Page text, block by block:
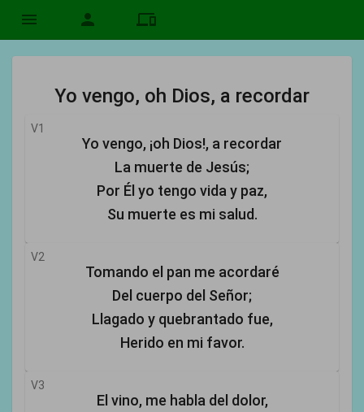
menu person devices
Yo vengo, oh Dios, a recordar
V1
Yo vengo, ¡oh Dios!, a recordar
La muerte de Jesús;
Por Él yo tengo vida y paz,
Su muerte es mi salud.
V2
Tomando el pan me acordaré
Del cuerpo del Señor;
Llagado y quebrantado fue,
Herido en mi favor.
V3
El vino, me habla del dolor,